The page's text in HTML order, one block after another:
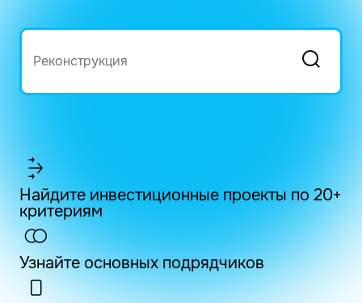
Найдите инвестиционные проекты по 20+
критериям
Узнайте основных подрядчиков